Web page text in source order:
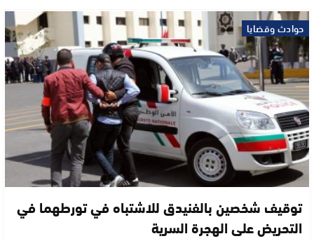
حوادث وقضايا
توقيف شخصين بالفنيدق للاشتباه في تورطهما في
التحريض على الهجرة السرية